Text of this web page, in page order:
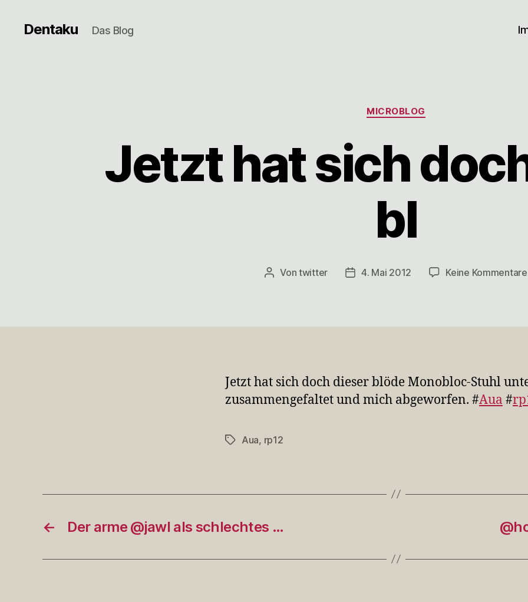
Dentaku Das Blog
Kategorien
MICROBLOG
Jetzt hat sich
bl
Beitragsautor
Vontwitter Veröffentlichungsdatum
4. Mai 2012 Keine Kommentare
Jetzt hat sich doch dieser blöde Monobloc-Stuhl
zusammengefaltet und mich abgeworfen. #Aua #
Schlagwörter
Aua, rp12
← Der arme @jawl als schlechtes …